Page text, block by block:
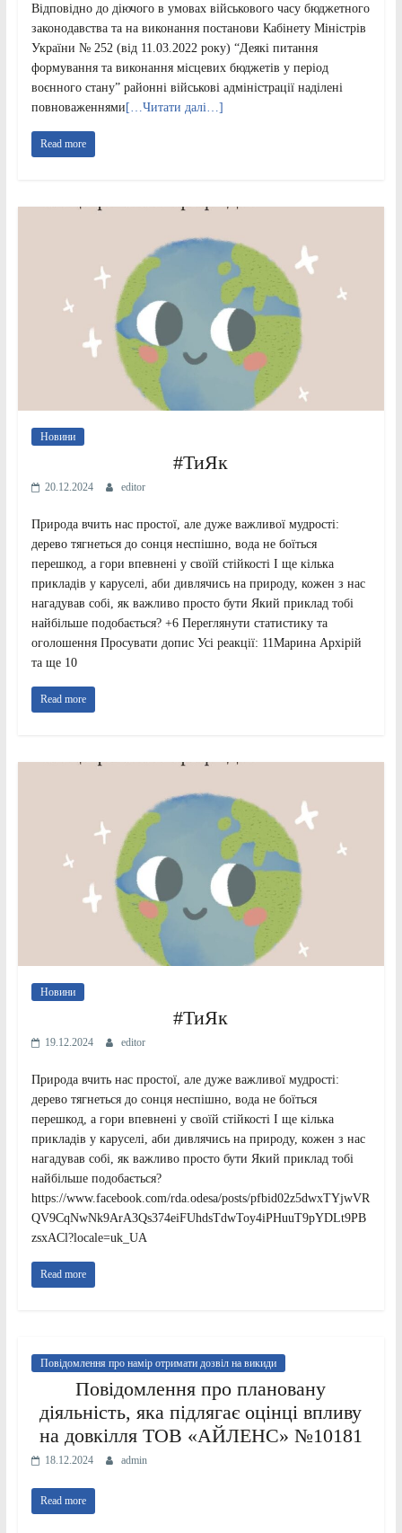
Відповідно до діючого в умовах військового часу бюджетного
законодавства та на виконання постанови Кабінету Міністрів
України № 252 (від 11.03.2022 року) “Деякі питання
формування та виконання місцевих бюджетів у період
воєнного стану” районні військові адміністрації наділені
повноваженнями[…Читати далі…]
Read more
Новини
#ТиЯк
20.12.2024 editor
Природа вчить нас простої, але дуже важливої мудрості:
дерево тягнеться до сонця неспішно, вода не боїться
перешкод, а гори впевнені у своїй стійкості І ще кілька
прикладів у каруселі, аби дивлячись на природу, кожен з нас
нагадував собі, як важливо просто бути Який приклад тобі
найбільше подобається? +6 Переглянути статистику та
оголошення Просувати допис Усі реакції: 11Марина Архірій
та ще 10
Read more
Новини
#ТиЯк
19.12.2024 editor
Природа вчить нас простої, але дуже важливої мудрості:
дерево тягнеться до сонця неспішно, вода не боїться
перешкод, а гори впевнені у своїй стійкості І ще кілька
прикладів у каруселі, аби дивлячись на природу, кожен з нас
нагадував собі, як важливо просто бути Який приклад тобі
найбільше подобається?
https://www.facebook.com/rda.odesa/posts/pfbid02z5dwxTYjwVR
QV9CqNwNk9ArA3Qs374eiFUhdsTdwToy4iPHuuT9pYDLt9PB
zsxACl?locale=uk_UA
Read more
Повідомлення про намір отримати дозвіл на викиди
Повідомлення про плановану
діяльність, яка підлягає оцінці впливу
на довкілля ТОВ «АЙЛЕНС» №10181
18.12.2024 admin
Read more